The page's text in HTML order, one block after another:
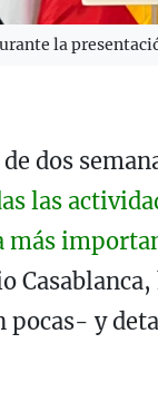
la
dos
las
más
pocas- y